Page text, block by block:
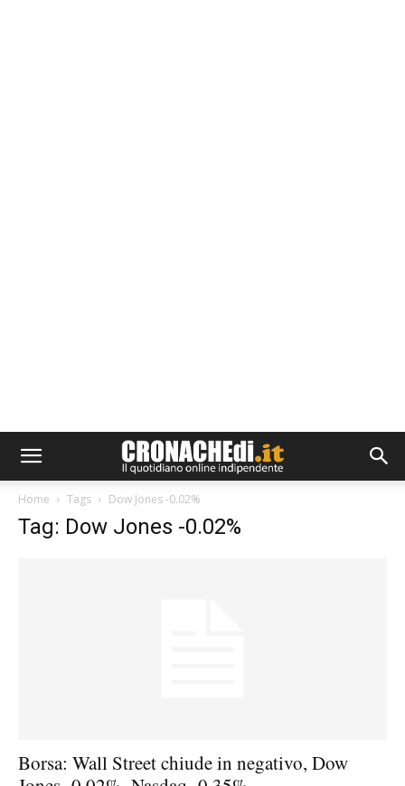
Home Tags Dow Jones -0.02%
Tag: Dow Jones -0.02%
Borsa: Wall Street chiude in negativo, Dow